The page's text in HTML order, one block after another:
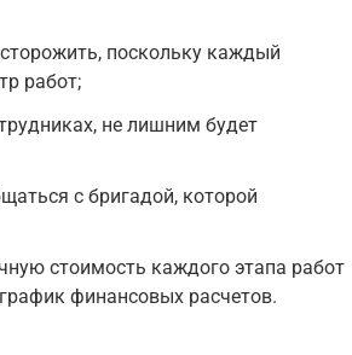
поскольку каждый
работ;
не лишним будет
с бригадой, которой
стоимость каждого этапа работ
финансовых расчетов.